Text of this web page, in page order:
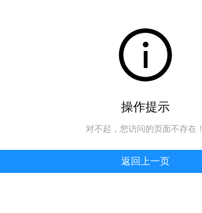
操作提示
对不起，您访问的页面不存在！
返回上一页